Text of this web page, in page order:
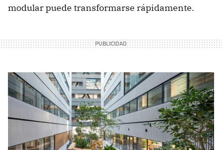
modular puede transformarse rápidamente.